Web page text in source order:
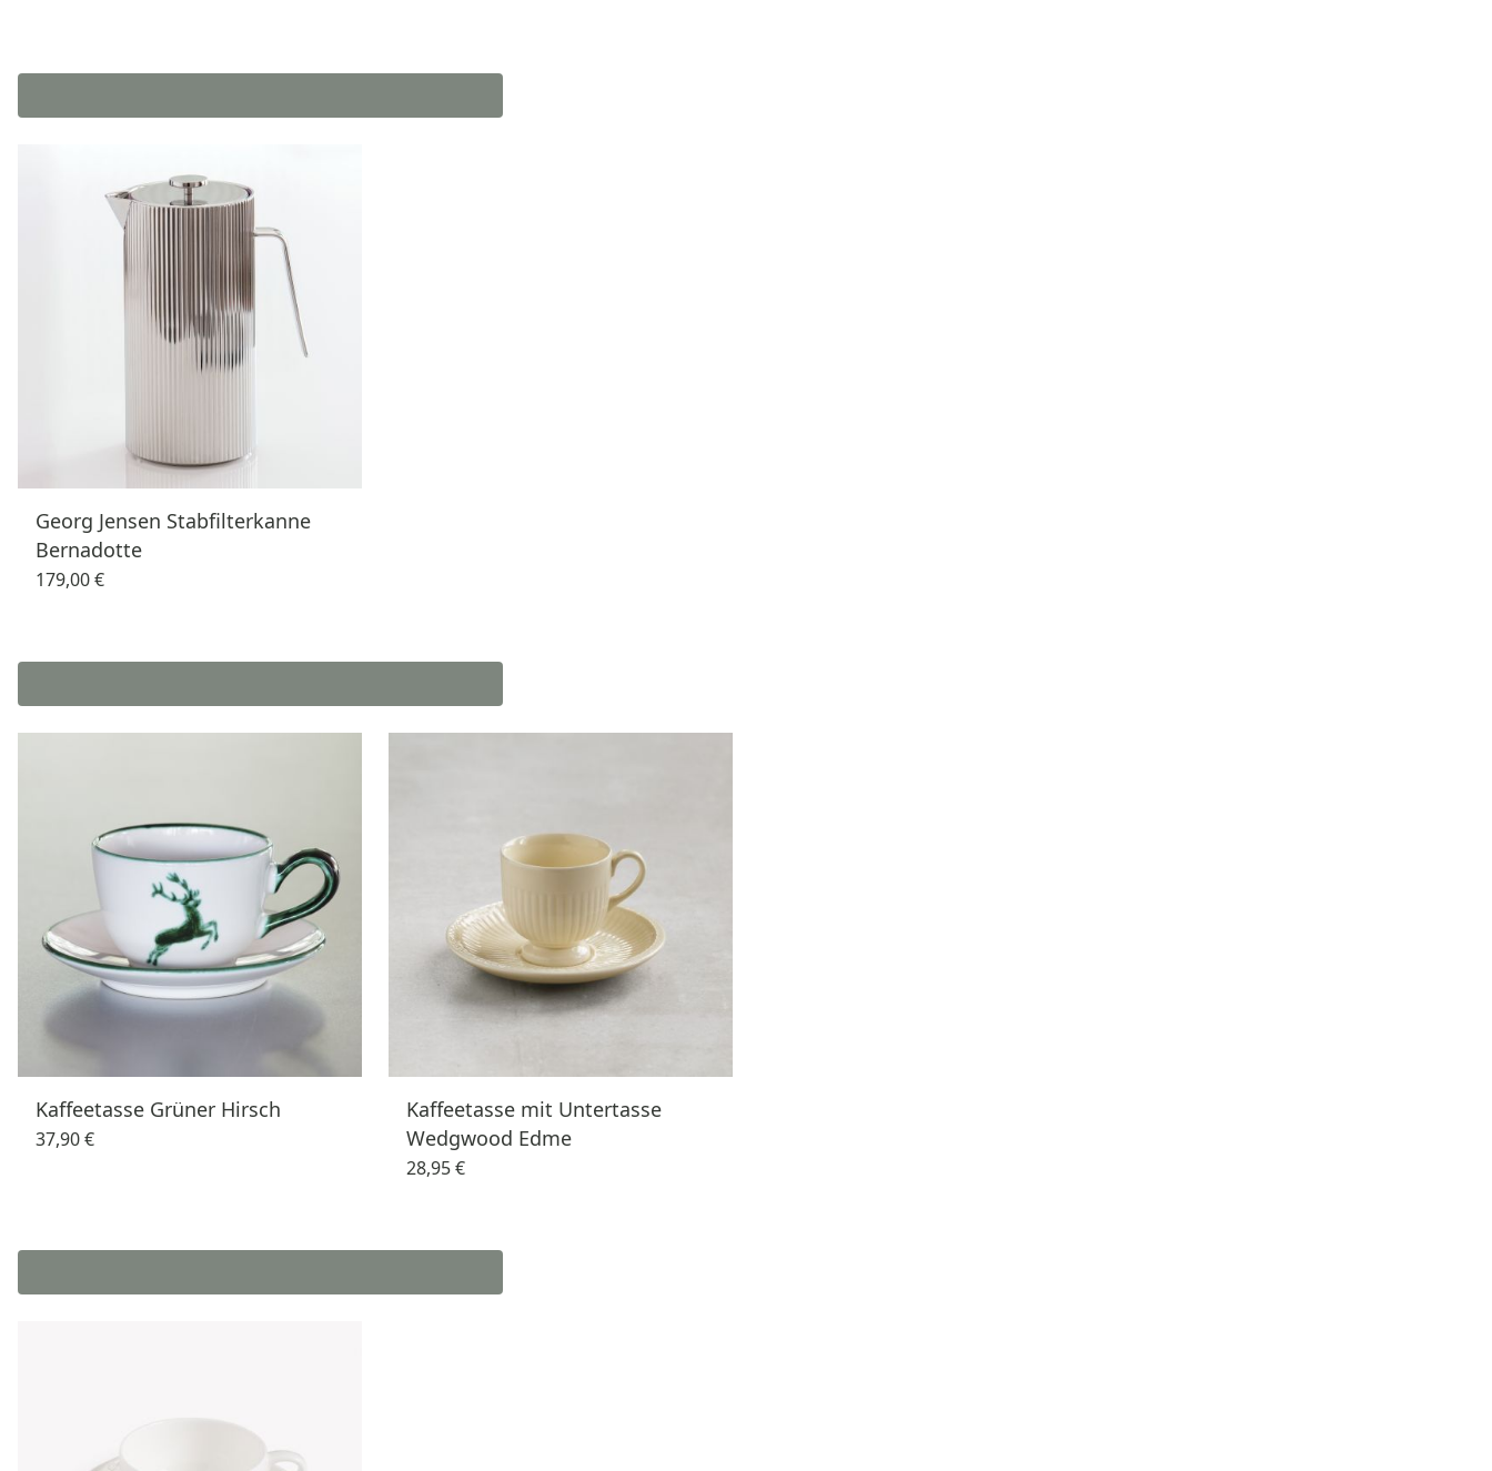
Georg Jensen Stabfilterkanne
Bernadotte
179,00 €
Kaffeetasse Grüner Hirsch
37,90 €
Kaffeetasse mit Untertasse
Wedgwood Edme
28,95 €